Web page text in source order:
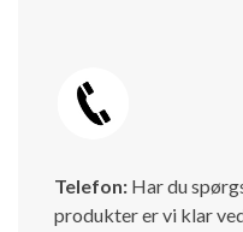
Telefon: Har du
produkter er vi klar